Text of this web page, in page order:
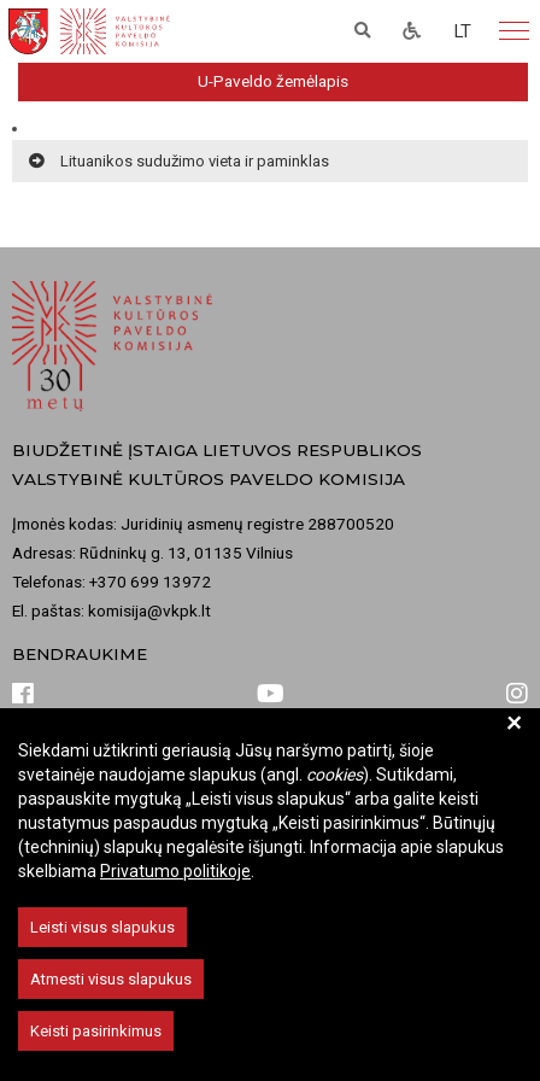
LT
U-Paveldo žemėlapis
Lituanikos sudužimo vieta ir paminklas
BIUDŽETINĖ ĮSTAIGA LIETUVOS RESPUBLIKOS
VALSTYBINĖ KULTŪROS PAVELDO KOMISIJA
Įmonės kodas: Juridinių asmenų registre 288700520
Adresas: Rūdninkų g. 13, 01135 Vilnius
Telefonas: +370 699 13972
El. paštas: komisija@vkpk.lt
BENDRAUKIME
© 2026 Valstybinė kultūros paveldo komisija. Visos teisės saugomos.
Keisti slapukų nustatymus
+
Siekdami užtikrinti geriausią Jūsų naršymo patirtį, šioje
svetainėje naudojame slapukus (angl. cookies). Sutikdami,
paspauskite mygtuką „Leisti visus slapukus“ arba galite keisti
nustatymus paspaudus mygtuką „Keisti pasirinkimus“. Būtinųjų
(techninių) slapukų negalėsite išjungti. Informacija apie slapukus
skelbiama Privatumo politikoje
Leisti visus slapukus
Atmesti visus slapukus
Keisti pasirinkimus